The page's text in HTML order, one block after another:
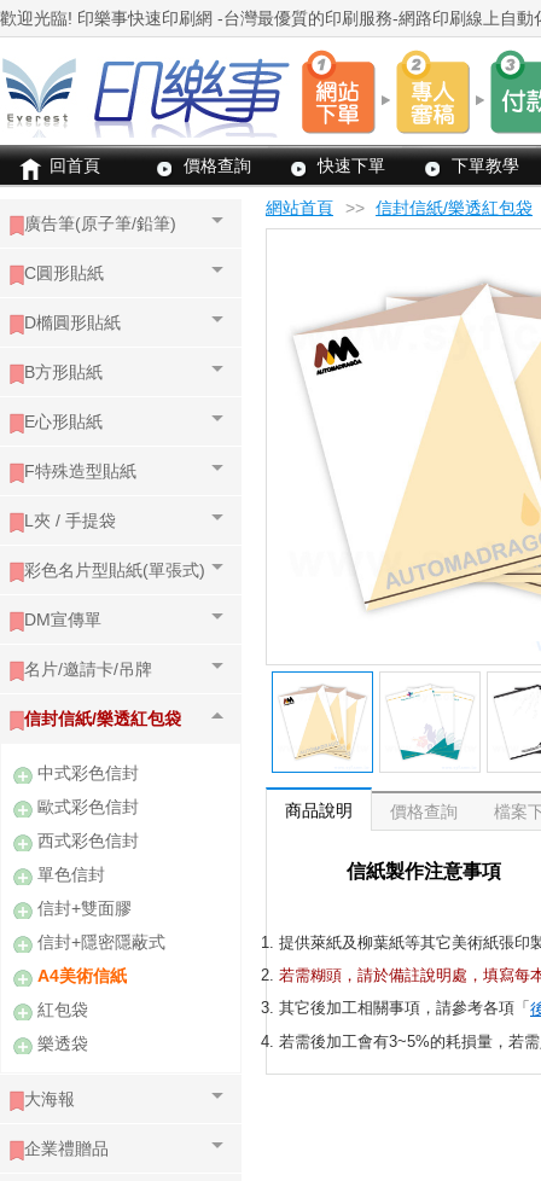
回首頁 價格查詢 快速下單 下單教學
廣告筆(原子筆/鉛筆)
C圓形貼紙
D橢圓形貼紙
B方形貼紙
E心形貼紙
F特殊造型貼紙
L夾 / 手提袋
彩色名片型貼紙(單張式)
DM宣傳單
名片/邀請卡/吊牌
信封信紙/樂透紅包袋
中式彩色信封
歐式彩色信封
西式彩色信封
單色信封
信封+雙面膠
信封+隱密隱蔽式
A4美術信紙
紅包袋
樂透袋
大海報
企業禮贈品
網站首頁 >> 信封信紙/樂透紅包袋
商品說明 價格查詢 檔案
信紙製作注意事項
提供萊紙及柳葉紙等其它美術紙張印
若需糊頭，請於備註說明處，填寫每
其它後加工相關事項，請參考各項「
若需後加工會有3~5%的耗損量，若